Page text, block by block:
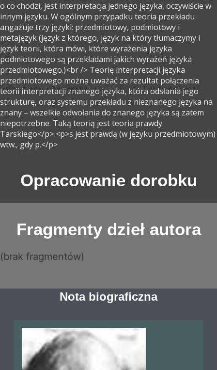
o co chodzi, jest interpretacja jednego języka, oczywiście w
innym języku. W ogólnym przypadku teoria przekładu
angażuje trzy języki: przedmiotowy, podmiotowy i
metajęzyk (język z którego, język na który tłumaczymy i
język teorii, która mówi, które wyrażenia języka
podmiotowego są przekładami jakich wyrażeń języka
przedmiotowego.)<br /> Teorię interpretacji języka
przedmiotowego można uważać za rezultat połączenia
teorii interpretacji znanego języka, która odsłania jego
strukturę, oraz systemu przekładu z nieznanego języka na
znany – wszelkie odwołania do znanego języka są zatem
niepotrzebne. Taką teorią jest teoria prawdy
Tarskiego</p> <p>s jest prawdą (w języku przedmiotowym)
wtw., gdy p.</p>
Opracowanie dorobku
Fragmenty dzieł autora
(brak fragmentów)
Nota biograficzna